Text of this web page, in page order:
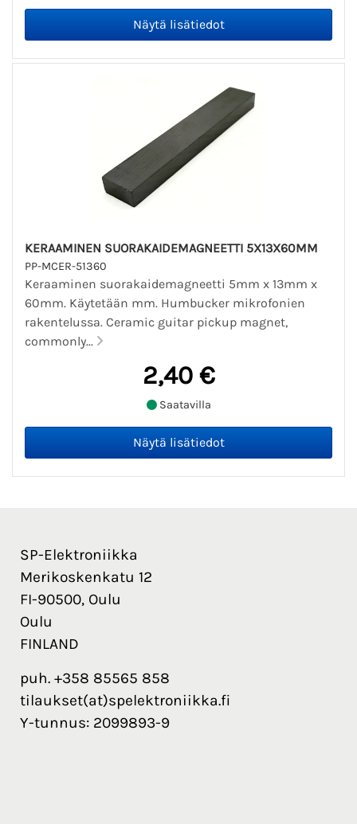
KERAAMINEN SUORAKAIDEMAGNEETTI 5X13X60MM
PP-MCER-51360
Keraaminen suorakaidemagneetti 5mm x 13mm x
60mm. Käytetään mm. Humbucker mikrofonien
rakentelussa. Ceramic guitar pickup magnet,
commonly...
2,40 €
Saatavilla
SP-Elektroniikka
Merikoskenkatu 12
FI-90500, Oulu
Oulu
FINLAND
puh. +358 85565 858
tilaukset(at)spelektroniikka.fi
Y-tunnus: 2099893-9